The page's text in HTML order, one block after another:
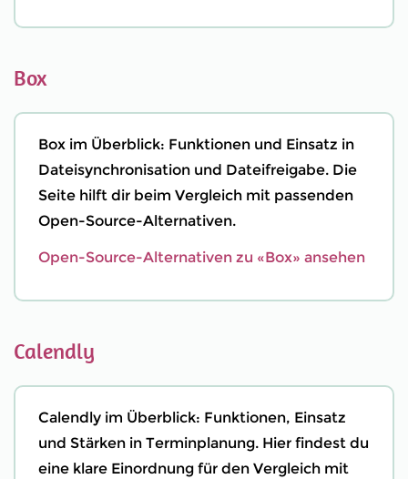
Box
Box im Überblick: Funktionen und Einsatz in
Dateisynchronisation und Dateifreigabe. Die
Seite hilft dir beim Vergleich mit passenden
Open-Source-Alternativen.
Open-Source-Alternativen zu «Box» ansehen
Calendly
Calendly im Überblick: Funktionen, Einsatz
und Stärken in Terminplanung. Hier findest du
eine klare Einordnung für den Vergleich mit